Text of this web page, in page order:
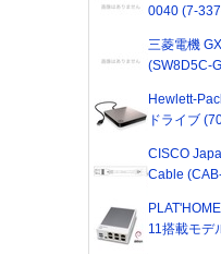
0040 (7-
三菱電機
(SW8D5C-
Hewlett-
ドライブ
CISCO
Cable
11搭載モデ